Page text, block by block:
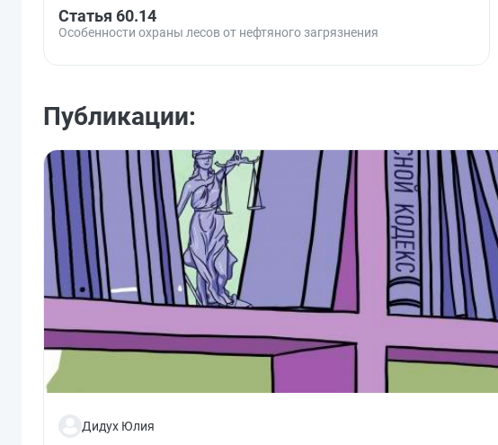
Статья 60.14
Особенности охраны лесов от нефтяного загрязнения
Публикации:
Дидух Юлия